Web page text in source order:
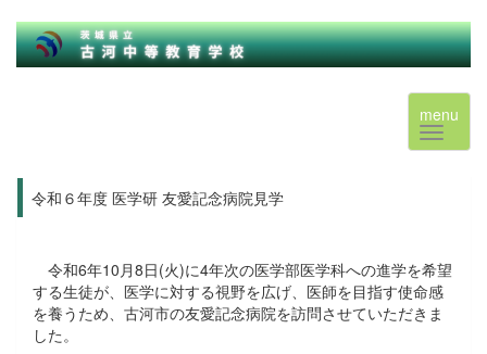
menu
令和６年度 医学研 友愛記念病院見学
令和6年10月8日(火)に4年次の医学部医学科への進学を希望
する生徒が、医学に対する視野を広げ、医師を目指す使命感
を養うため、古河市の友愛記念病院を訪問させていただきま
した。